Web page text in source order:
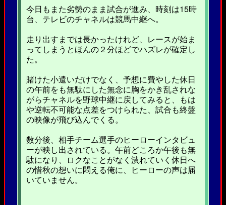
今日もまた劣勢のまま試合が進み、時刻は15時
台、テレビのチャネルは競馬中継へ。
走り出すまでは長かったけれど、レースが始ま
ってしまうとほんの２分ほどでハズレが確定し
た。
賭けた小遣いだけでなく、予想に費やした休日
の午前をも無駄にした無念に胸をかき乱されな
がらチャネルを野球中継に戻してみると、もは
や逆転不可能な点差をつけられた、試合も終盤
の映像が飛び込んでくる。
数分後、相手チーム選手のヒーローインタビュ
ーが映し出されている。午前どころか午後も無
駄になり、ロクなことがなく潰れていく休日へ
の惜秋の想いに悶える俺に、ヒーローの声は届
いていません。